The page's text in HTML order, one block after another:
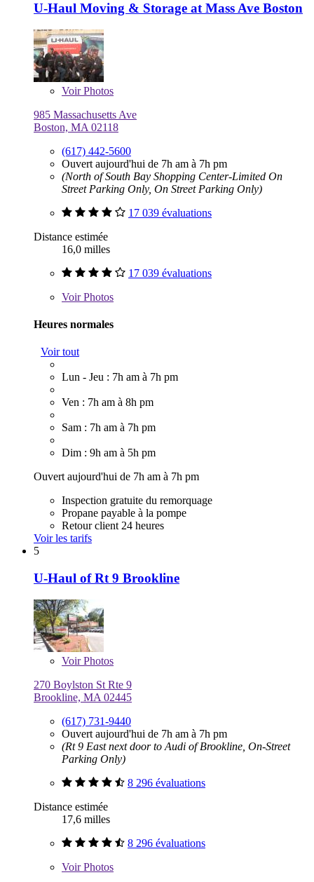
U-Haul Moving & Storage at Mass Ave Boston
VoirPhotos
985 Massachusetts Ave
Boston, MA 02118
(617) 442-5600
Ouvert aujourd'hui de 7h am à 7h pm
(North of South Bay Shopping Center-Limited On
Street Parking Only, On Street Parking Only)
17 039 évaluations
Distance estimée
16,0 milles
17 039 évaluations
VoirPhotos
Heures normales
Voir tout
Lun - Jeu : 7h am à 7h pm
Ven : 7h am à 8h pm
Sam : 7h am à 7h pm
Dim : 9h am à 5h pm
Ouvert aujourd'hui de 7h am à 7h pm
Inspection gratuite du remorquage
Propane payable à la pompe
Retour client 24 heures
Voir les tarifs
5
U-Haul of Rt 9 Brookline
VoirPhotos
270 Boylston St Rte 9
Brookline, MA 02445
(617) 731-9440
Ouvert aujourd'hui de 7h am à 7h pm
(Rt 9 East next door to Audi of Brookline, On-Street
Parking Only)
8 296 évaluations
Distance estimée
17,6 milles
8 296 évaluations
VoirPhotos